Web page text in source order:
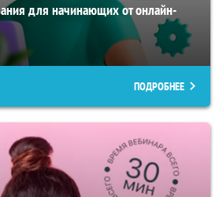
для начинающих от онлайн-
ПОДРОБНЕЕ